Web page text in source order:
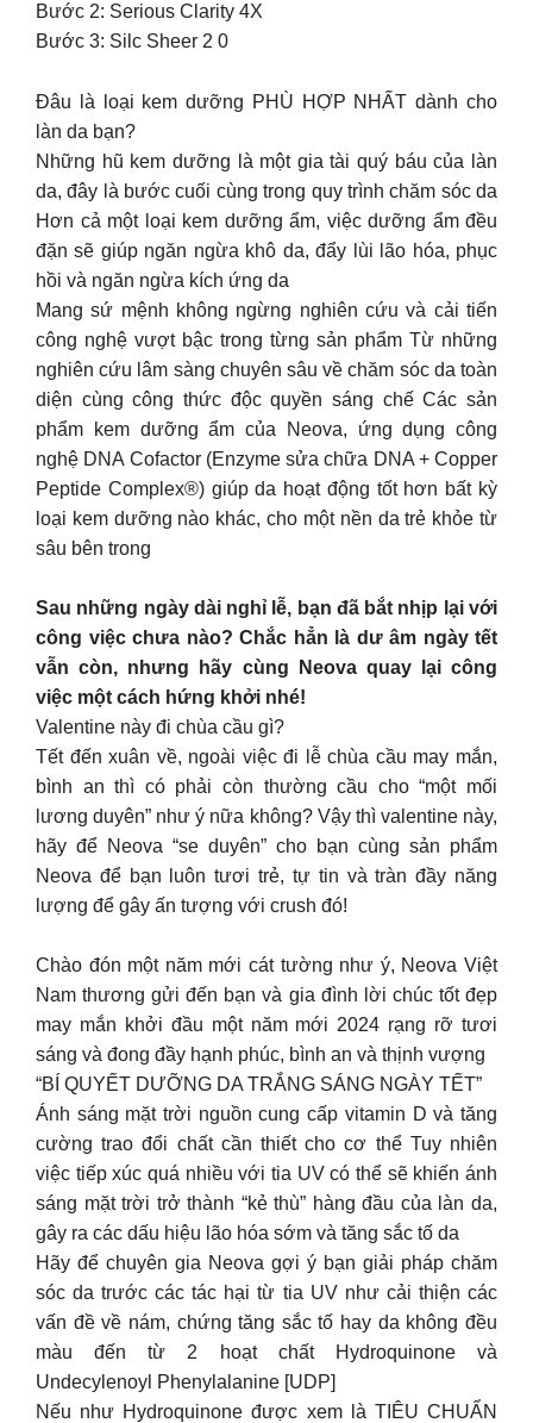
Bước 2: Serious Clarity 4X
Bước 3: Silc Sheer 2 0
Đâu là loại kem dưỡng PHÙ HỢP NHẤT dành cho
làn da bạn?
Những hũ kem dưỡng là một gia tài quý báu của làn
da, đây là bước cuối cùng trong quy trình chăm sóc da
Hơn cả một loại kem dưỡng ẩm, việc dưỡng ẩm đều
đặn sẽ giúp ngăn ngừa khô da, đẩy lùi lão hóa, phục
hồi và ngăn ngừa kích ứng da
Mang sứ mệnh không ngừng nghiên cứu và cải tiến
công nghệ vượt bậc trong từng sản phẩm Từ những
nghiên cứu lâm sàng chuyên sâu về chăm sóc da toàn
diện cùng công thức độc quyền sáng chế Các sản
phẩm kem dưỡng ẩm của Neova, ứng dụng công
nghệ DNA Cofactor (Enzyme sửa chữa DNA + Copper
Peptide Complex®) giúp da hoạt động tốt hơn bất kỳ
loại kem dưỡng nào khác, cho một nền da trẻ khỏe từ
sâu bên trong
Sau những ngày dài nghỉ lễ, bạn đã bắt nhịp lại với
công việc chưa nào? Chắc hẳn là dư âm ngày tết
vẫn còn, nhưng hãy cùng Neova quay lại công
việc một cách hứng khởi nhé!
Valentine này đi chùa cầu gì?
Tết đến xuân về, ngoài việc đi lễ chùa cầu may mắn,
bình an thì có phải còn thường cầu cho “một mối
lương duyên” như ý nữa không? Vậy thì valentine này,
hãy để Neova “se duyên” cho bạn cùng sản phẩm
Neova để bạn luôn tươi trẻ, tự tin và tràn đầy năng
lượng để gây ấn tượng với crush đó!
Chào đón một năm mới cát tường như ý, Neova Việt
Nam thương gửi đến bạn và gia đình lời chúc tốt đẹp
may mắn khởi đầu một năm mới 2024 rạng rỡ tươi
sáng và đong đầy hạnh phúc, bình an và thịnh vượng
“BÍ QUYẾT DƯỠNG DA TRẮNG SÁNG NGÀY TẾT”
Ánh sáng mặt trời nguồn cung cấp vitamin D và tăng
cường trao đổi chất cần thiết cho cơ thể Tuy nhiên
việc tiếp xúc quá nhiều với tia UV có thể sẽ khiến ánh
sáng mặt trời trở thành “kẻ thù” hàng đầu của làn da,
gây ra các dấu hiệu lão hóa sớm và tăng sắc tố da
Hãy để chuyên gia Neova gợi ý bạn giải pháp chăm
sóc da trước các tác hại từ tia UV như cải thiện các
vấn đề về nám, chứng tăng sắc tố hay da không đều
màu đến từ 2 hoạt chất Hydroquinone và
Undecylenoyl Phenylalanine [UDP]
Nếu như Hydroquinone được xem là TIÊU CHUẨN